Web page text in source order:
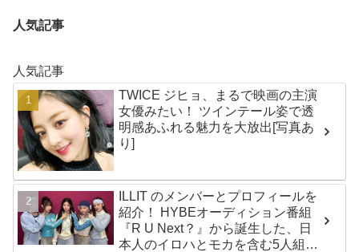
人気記事
人気記事
TWICE ジヒョ、まるで映画の主演
女優みたい！ ツインテール姿で透
明感あふれる魅力を大放出[写真あ
り]
ILLIT のメンバーとプロフィールを
紹介！ HYBEオーディション番組
『R U Next？』から誕生した、日
本人のイロハとモカを含む5人組ガ